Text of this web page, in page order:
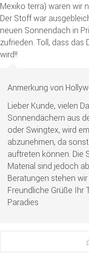
Mexiko terra) waren wir
Der Stoff war
neuen Sonnendach in
zufrieden. Toll, dass
wird!!
Anmerkung von
Lieber Kunde, vielen
Sonnendächern aus
oder Swingtex, wird
abzunehmen, da
auftreten können. Die
Material sind jedoch
Beratungen stehen
Freundliche Grüße Ihr
Paradies